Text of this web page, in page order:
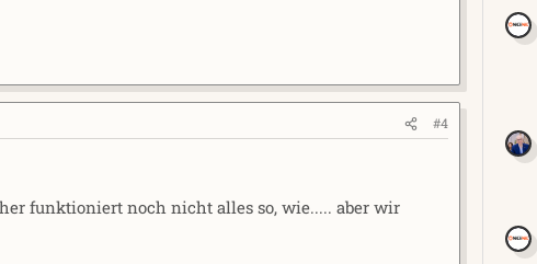
#4
funktioniert noch nicht alles so, wie..... aber wir